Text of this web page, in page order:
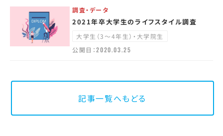
調査・データ
2021年卒大学生のライフスタイル調査
大学生（3～4年生）・大学院生
公開日：2020.03.25
記事一覧へもどる